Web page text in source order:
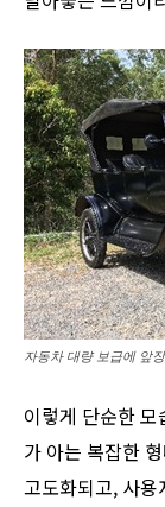
자동차 대량 보급에 앞
이렇게 단순한
가 아는 복잡한
고도화되고, 사